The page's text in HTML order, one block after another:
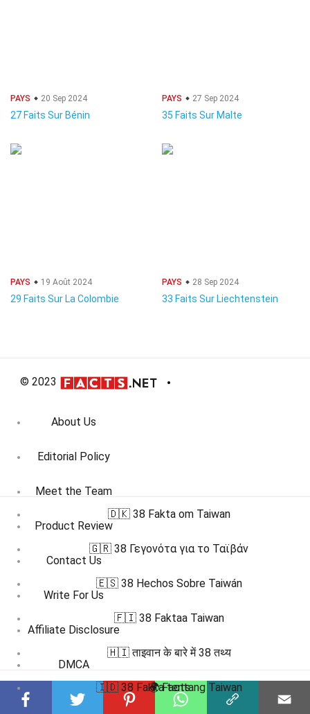
PAYS 20 Sep 2024
27 Faits Sur Bénin
PAYS 27 Sep 2024
35 Faits Sur Malte
PAYS 19 Août 2024
29 Faits Sur La Colombie
PAYS 28 Sep 2024
33 Faits Sur Liechtenstein
© 2023
About Us
Editorial Policy
Meet the Team
Product Review
Contact Us
Write For Us
Affiliate Disclosure
DMCA
Terms
🇩🇰 38 Fakta om Taiwan
🇬🇷 38 Γεγονότα για το Ταϊβάν
🇪🇸 38 Hechos Sobre Taiwán
🇫🇮 38 Faktaa Taiwan
🇭🇮 ताइवान के बारे में 38 तथ्य
🇮🇩 38 Fakta tentang Taiwan
🌍 Facts